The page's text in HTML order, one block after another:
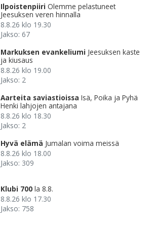
Ilpoistenpiiri Olemme pelastuneet
Jeesuksen veren hinnalla
8.8.26 klo 19.30
Jakso: 67
Markuksen evankeliumi Jeesuksen kaste
ja kiusaus
8.8.26 klo 19.00
Jakso: 2
Aarteita saviastioissa Isä, Poika ja Pyhä
Henki lahjojen antajana
8.8.26 klo 18.30
Jakso: 2
Hyvä elämä Jumalan voima meissä
8.8.26 klo 18.00
Jakso: 309
Klubi 700 la 8.8.
8.8.26 klo 17.30
Jakso: 758